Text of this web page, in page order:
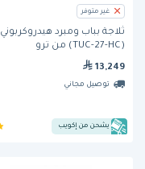
غير متوفر
ثلاجة بباب ومبرد هيدروكربوني
(TUC-27-HC) من ترو
13,249
توصيل مجاني
يشحن من إكويب